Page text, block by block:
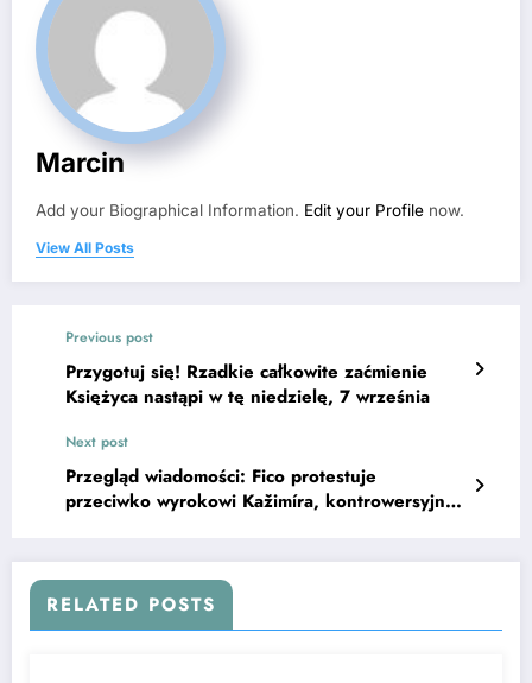
Marcin
Add your Biographical Information. Edit your Profile now.
View All Posts
Previous post
Przygotuj się! Rzadkie całkowite zaćmienie
Księżyca nastąpi w tę niedzielę, 7 września
Next post
Przegląd wiadomości: Fico protestuje
przeciwko wyrokowi Kažimíra, kontrowersyjny
RELATED POSTS